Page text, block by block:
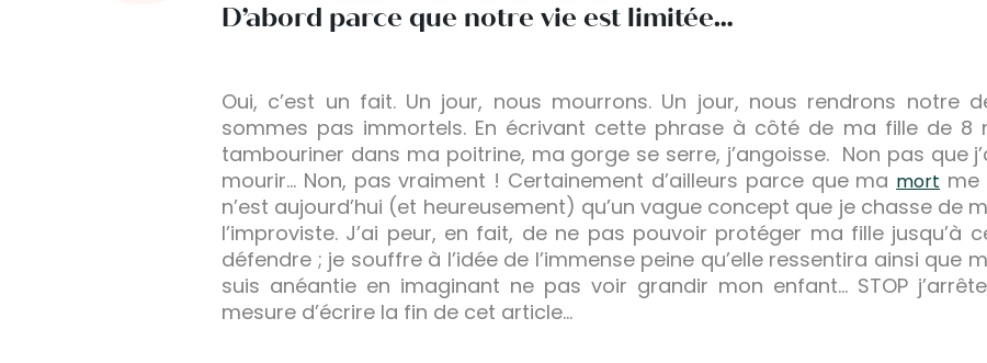
D’abord parce que notre vie est limitée…
Oui, c’est un fait. Un jour, nous mourrons. Un jour, nous rendrons notre
sommes pas immortels. En écrivant cette phrase à côté de ma fille de
tambouriner dans ma poitrine, ma gorge se serre, j’angoisse. Non pas que
mourir… Non, pas vraiment ! Certainement d’ailleurs parce que ma mort me
n’est aujourd’hui (et heureusement) qu’un vague concept que je chasse de
l’improviste. J’ai peur, en fait, de ne pas pouvoir protéger ma fille jusqu’à
défendre ; je souffre à l’idée de l’immense peine qu’elle ressentira ainsi que
suis anéantie en imaginant ne pas voir grandir mon enfant… STOP
mesure d’écrire la fin de cet article…